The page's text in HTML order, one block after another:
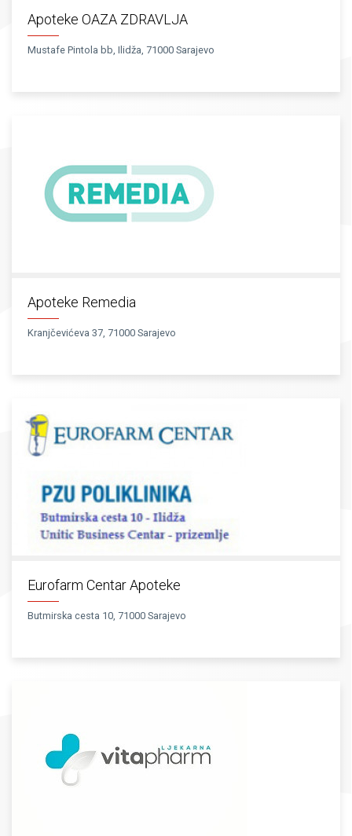
Apoteke OAZA ZDRAVLJA
Mustafe Pintola bb, Ilidža, 71000 Sarajevo
Apoteke Remedia
Kranjčevićeva 37, 71000 Sarajevo
Eurofarm Centar Apoteke
Butmirska cesta 10, 71000 Sarajevo